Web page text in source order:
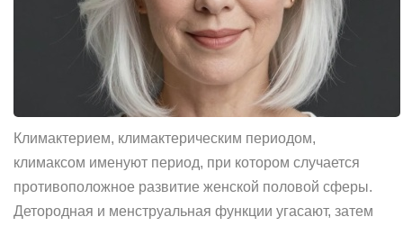
Климактерием, климактерическим периодом,
климаксом именуют период, при котором случается
противоположное развитие женской половой сферы.
Детородная и менструальная функции угасают, затем